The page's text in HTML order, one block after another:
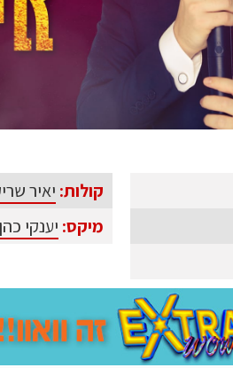
קולות: יאיר
מיקס: יענקי כהן